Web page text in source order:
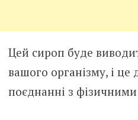
Цей сироп буде
вашого організму, і це
поєднанні з